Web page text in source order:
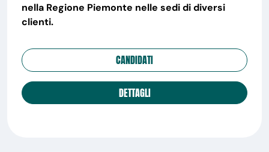
nella Regione Piemonte nelle sedi di diversi
clienti.
CANDIDATI
DETTAGLI